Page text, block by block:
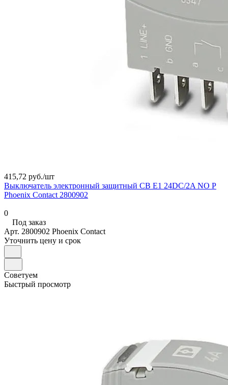
415,72 руб./шт
Выключатель электронный защитный CB E1 24DC/2A NO P
Phoenix Contact 2800902
0
Под заказ
Арт. 2800902 Phoenix Contact
Уточнить цену и срок
Советуем
Быстрый просмотр